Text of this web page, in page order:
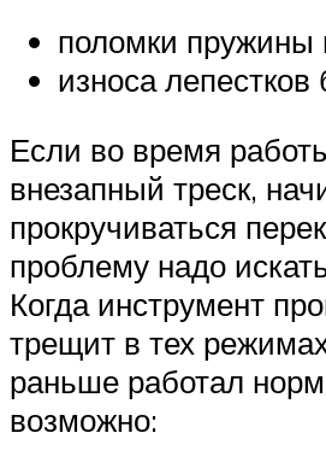
поломки
износа лепестков
Если во время
внезапный треск,
прокручиваться
проблему надо
Когда инструмент
трещит в тех
раньше работал
возможно: